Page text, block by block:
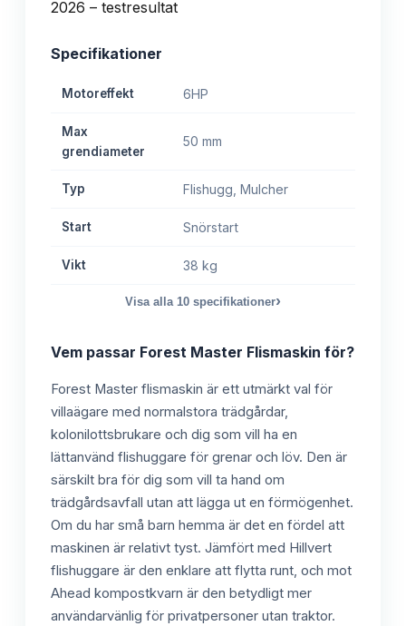
Specifikationer
Motoreffekt 6HP
Max
grendiameter
50 mm
Typ Flishugg, Mulcher
Start Snörstart
Vikt 38 kg
Visa alla 10 specifikationer›
Vem passar Forest Master Flismaskin för?
Forest Master flismaskin är ett utmärkt val för
villaägare med normalstora trädgårdar,
kolonilottsbrukare och dig som vill ha en
lättanvänd flishuggare för grenar och löv. Den är
särskilt bra för dig som vill ta hand om
trädgårdsavfall utan att lägga ut en förmögenhet.
Om du har små barn hemma är det en fördel att
maskinen är relativt tyst. Jämfört med Hillvert
flishuggare är den enklare att flytta runt, och mot
Ahead kompostkvarn är den betydligt mer
användarvänlig för privatpersoner utan traktor.